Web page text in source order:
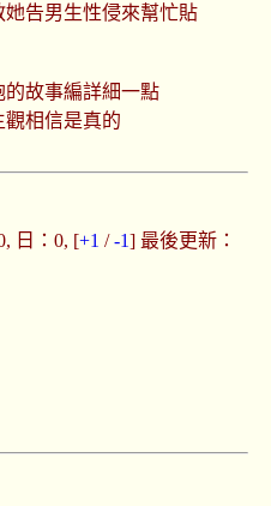
她告男生性侵來幫忙貼
故事編詳細一點
相信是真的
日：0, [+1 /-1] 最後更新：